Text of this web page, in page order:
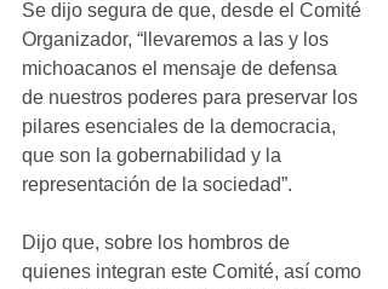
Se dijo segura de que, desde el Comité
Organizador, “llevaremos a las y los
michoacanos el mensaje de defensa
de nuestros poderes para preservar los
pilares esenciales de la democracia,
que son la gobernabilidad y la
representación de la sociedad”.
Dijo que, sobre los hombros de
quienes integran este Comité, así como